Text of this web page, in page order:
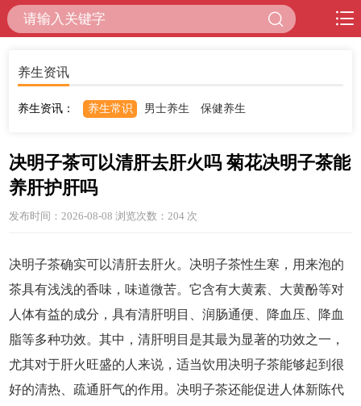
养生资讯
养生资讯： 养生常识 男士养生 保健养生
决明子茶可以清肝去肝火吗 菊花决明子茶能
养肝护肝吗
发布时间：2026-08-08 浏览次数：204 次
决明子茶确实可以清肝去肝火。决明子茶性生寒，用来泡的
茶具有浅浅的香味，味道微苦。它含有大黄素、大黄酚等对
人体有益的成分，具有清肝明目、润肠通便、降血压、降血
脂等多种功效。其中，清肝明目是其最为显著的功效之一，
尤其对于肝火旺盛的人来说，适当饮用决明子茶能够起到很
好的清热、疏通肝气的作用。决明子茶还能促进人体新陈代